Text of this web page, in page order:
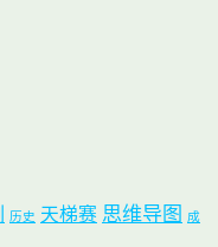
历史 天梯赛 思维导图 成